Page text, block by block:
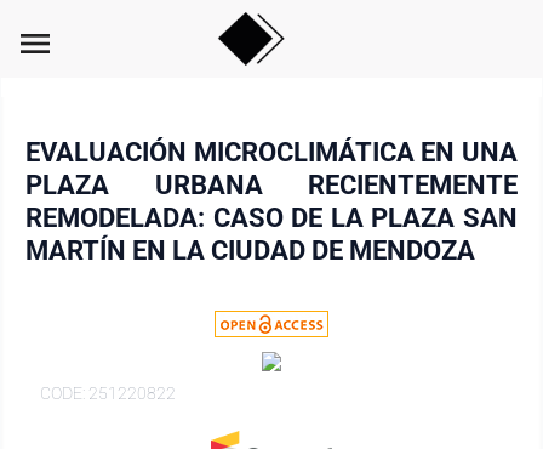
menu
EVALUACIÓN MICROCLIMÁTICA EN UNA
PLAZA URBANA RECIENTEMENTE
REMODELADA: CASO DE LA PLAZA SAN
MARTÍN EN LA CIUDAD DE MENDOZA
CODE: 251220822